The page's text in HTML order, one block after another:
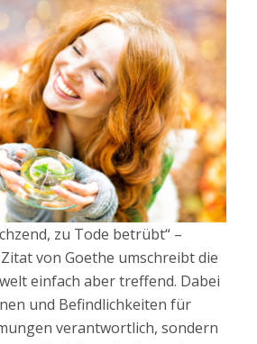
zu Tode betrübt“ –
von Goethe umschreibt die
einfach aber treffend. Dabei
und Befindlichkeiten für
verantwortlich, sondern